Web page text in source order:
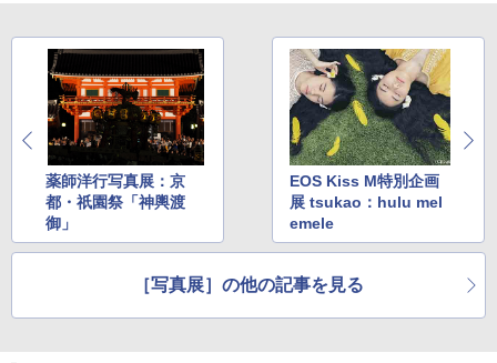
薬師洋行写真展：京
都・祇園祭「神輿渡
御」
EOS Kiss M特別企画
展 tsukao：hulu mel
emele
［写真展］の他の記事を見る